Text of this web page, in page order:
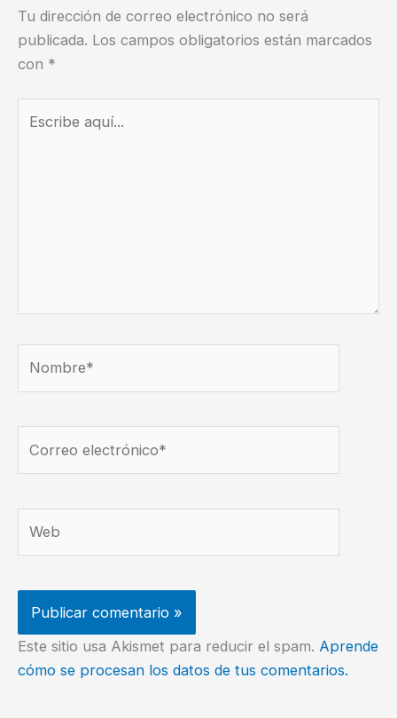
Tu dirección de correo electrónico no será
publicada. Los campos obligatorios están marcados
con *
aquí...
electrónico*
Este sitio usa Akismet para reducir el spam. Aprende
cómo se procesan los datos de tus comentarios.